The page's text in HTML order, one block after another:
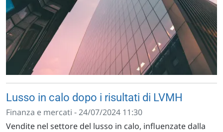
Lusso in calo dopo i risultati di LVMH
Finanza e mercati - 24/07/2024 11:30
Vendite nel settore del lusso in calo, influenzate dalla